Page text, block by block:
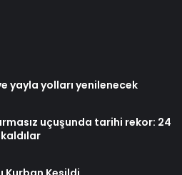
yayla yolları yenilenecek
uçuşunda tarihi rekor: 24